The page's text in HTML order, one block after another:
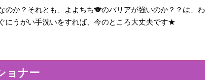
のか？それとも、よよちち🐨のバリアが強いのか？？は、わ
にうがい手洗いをすれば、今のところ大丈夫です★
ョナー